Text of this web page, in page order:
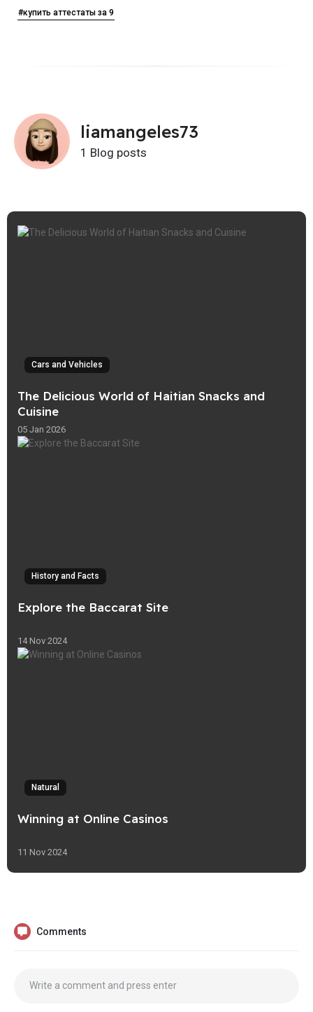
#купить аттестаты за 9
liamangeles73
1 Blog posts
Cars and Vehicles
The Delicious World of Haitian Snacks and
Cuisine
05 Jan 2026
History and Facts
Explore the Baccarat Site
14 Nov 2024
Natural
Winning at Online Casinos
11 Nov 2024
Comments